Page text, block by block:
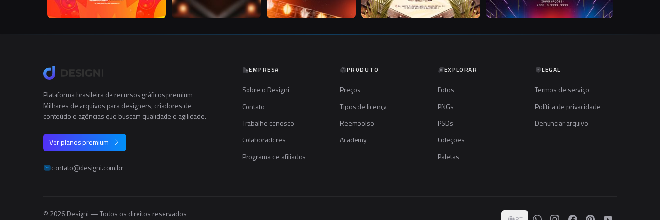
Plataforma brasileira de recursos gráficos premium.
Milhares de arquivos para designers, criadores de
conteúdo e agências que buscam qualidade e agilidade.
Ver planos premium
contato@designi.com.br
EMPRESA
Sobre o Designi
Contato
Trabalhe conosco
Colaboradores
Programa de afiliados
PRODUTO
Preços
Tipos de licença
Reembolso
Academy
EXPLORAR
Fotos
PNGs
PSDs
Coleções
Paletas
LEGAL
Termos de serviço
Política de privacidade
Denunciar arquivo
© 2026 Designi — Todos os direitos reservados